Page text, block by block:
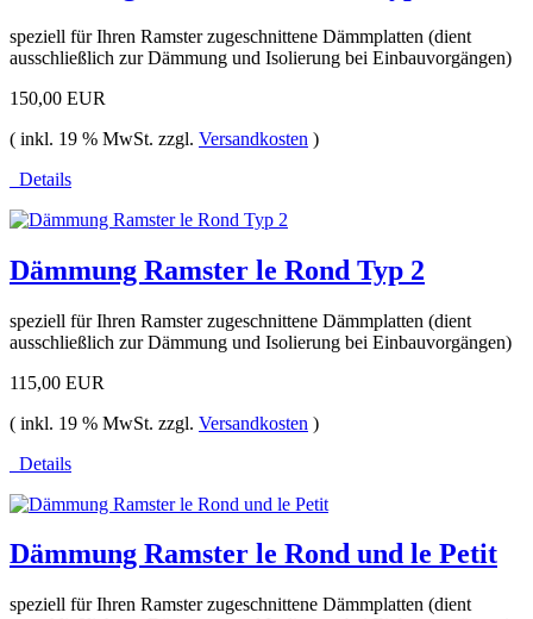
speziell für Ihren Ramster zugeschnittene Dämmplatten (dient
ausschließlich zur Dämmung und Isolierung bei Einbauvorgängen)
150,00 EUR
( inkl. 19 % MwSt. zzgl. Versandkosten )
Details
Dämmung Ramster le Rond Typ 2
speziell für Ihren Ramster zugeschnittene Dämmplatten (dient
ausschließlich zur Dämmung und Isolierung bei Einbauvorgängen)
115,00 EUR
( inkl. 19 % MwSt. zzgl. Versandkosten )
Details
Dämmung Ramster le Rond und le Petit
speziell für Ihren Ramster zugeschnittene Dämmplatten (dient